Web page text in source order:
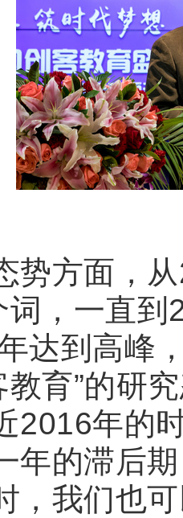
方面，从
词，一直
达到高峰
教育”的研
2016年的
年的滞后期
，我们也